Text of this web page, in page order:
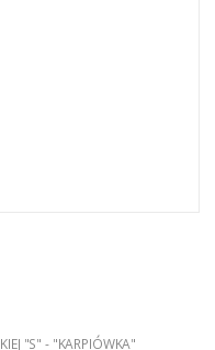
"S" - "KARPIÓWKA"